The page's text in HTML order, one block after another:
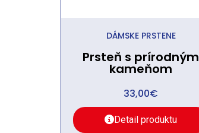
DÁMSKE PRSTENE
Prsteň s prírodným
kameňom
33,00€
Detail produktu